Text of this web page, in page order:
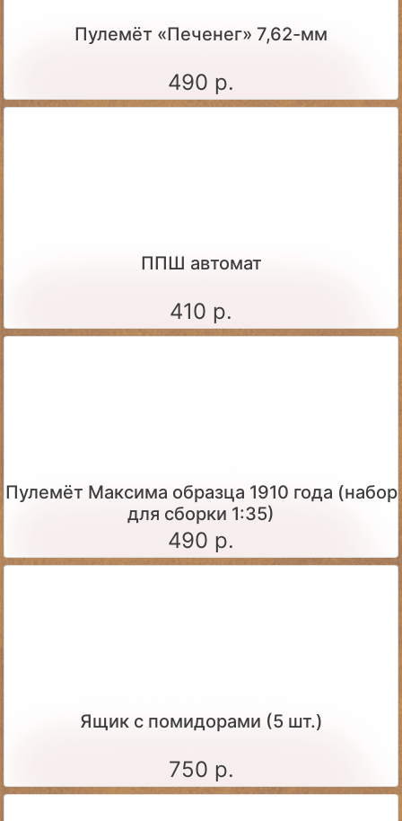
Пулемёт «Печенег» 7,62-мм
490 р.
ППШ автомат
410 р.
Пулемёт Максима образца 1910 года (набор
для сборки 1:35)
490 р.
Ящик c помидорами (5 шт.)
750 р.